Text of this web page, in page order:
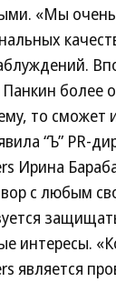
«Мы
более
то сможет
“Ъ” PR-
Ирина
с любым
интересы.
является